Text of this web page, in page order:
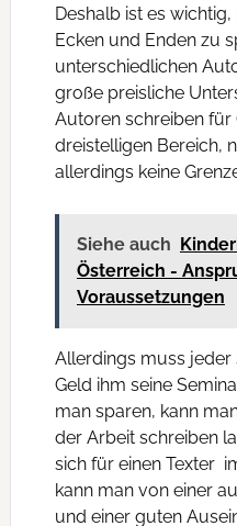
Deshalb ist es
Ecken und Enden zu
unterschiedlichen
große preisliche
Autoren schreiben für
dreistelligen Bereich,
allerdings keine
Siehe auch
Österreich -
Voraussetzungen
Allerdings muss jeder
Geld ihm seine
man sparen, kann
der Arbeit schreiben
sich für einen Texter
kann man von einer
und einer guten